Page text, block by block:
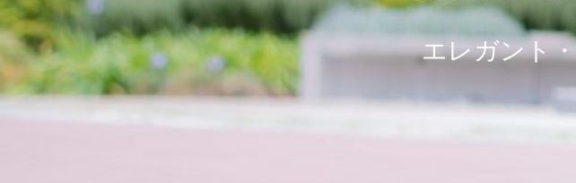
エレガント